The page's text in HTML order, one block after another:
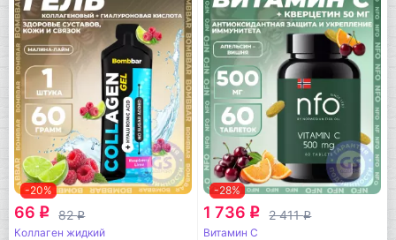
-20%
66 q 82q
Коллаген жидкий
-28%
1 736 q 2 411q
Витамин C